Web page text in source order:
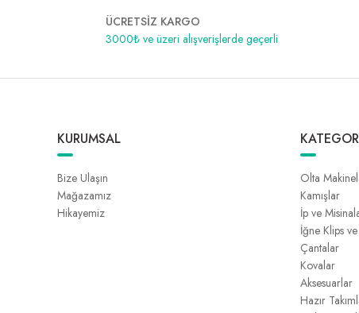
ÜCRETSİZ KARGO
3000₺ ve üzeri alışverişlerde geçerli
KURUMSAL
Bize Ulaşın
Mağazamız
Hikayemiz
Olta
Kamışlar
İp ve
İğne Klips
Çantalar
Kovalar
Aksesuarlar
Hazır